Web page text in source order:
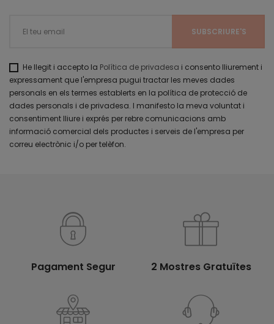
He llegit i accepto la Política de privadesa i consento lliurement i
expressament que l'empresa pugui tractar les meves dades
personals en els termes establerts en la política de protecció de
dades personals i de privadesa. I manifesto la meva voluntat i
consentiment lliure i exprés per rebre comunicacions amb
informació comercial dels productes i serveis de l'empresa per
correu electrònic i/o per telèfon.
Pagament Segur 2 Mostres Gratuïtes